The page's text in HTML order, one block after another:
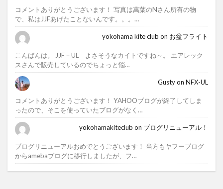
コメントありがとうございます！ 写真は萬葉のNさん所有の物
で、私はJJFあげたことないんです。。。…
yokohama kite club on お盆フライト
こんばんは。 JJF－UL よさそうなカイトですね～。 エアレック
スさんで販売しているのでちょっと悩…
Gustyon NFX-UL
コメントありがとうございます！ YAHOOブログが終了してしま
ったので、そこを使っていたブログがなく…
yokohamakiteclub on ブログリニューアル！
ブログリニューアルおめでとうございます！ 当方もヤフーブログ
からamebaブログに移行しましたが、フ…